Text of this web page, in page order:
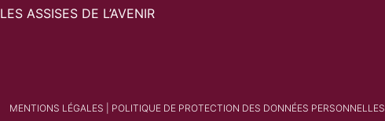
LES ASSISES DE L’AVENIR
MENTIONS LÉGALES POLITIQUE DE PROTECTION DES DONNÉES PERSONNELLES